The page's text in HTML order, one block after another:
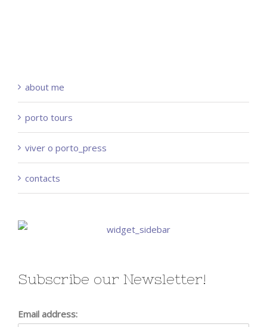
about me
porto tours
viver o porto_press
contacts
Subscribe our Newsletter!
Email address: